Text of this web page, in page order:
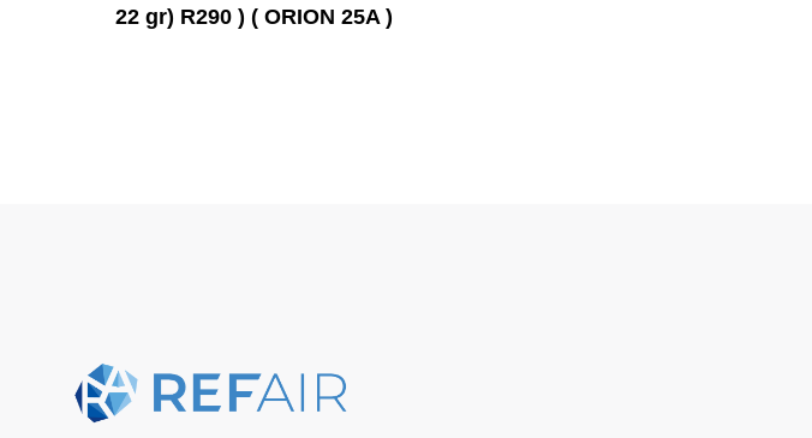
22 gr) R290 ) ( ORION 25A )